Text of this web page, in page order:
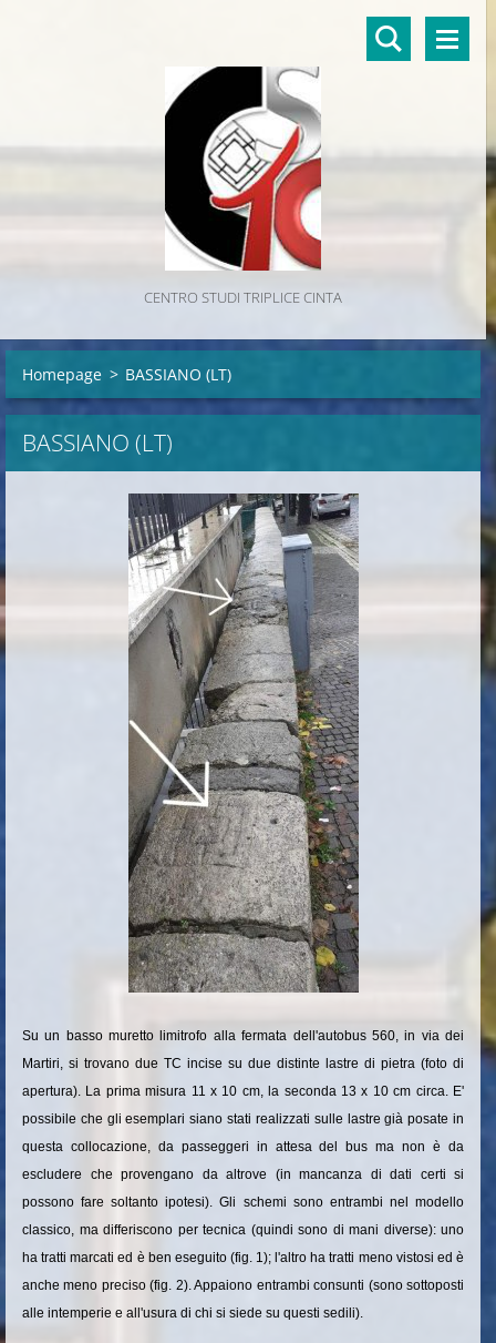
CENTRO STUDI TRIPLICE CINTA
Homepage > BASSIANO (LT)
BASSIANO (LT)
Su un basso muretto limitrofo alla fermata dell'autobus 560, in via dei
Martiri, si trovano due TC incise su due distinte lastre di pietra (foto di
apertura). La prima misura 11 x 10 cm, la seconda 13 x 10 cm circa. E'
possibile che gli esemplari siano stati realizzati sulle lastre già posate in
questa collocazione, da passeggeri in attesa del bus ma non è da
escludere che provengano da altrove (in mancanza di dati certi si
possono fare soltanto ipotesi). Gli schemi sono entrambi nel modello
classico, ma differiscono per tecnica (quindi sono di mani diverse): uno
ha tratti marcati ed è ben eseguito (fig. 1); l'altro ha tratti meno vistosi ed è
anche meno preciso (fig. 2). Appaiono entrambi consunti (sono sottoposti
alle intemperie e all'usura di chi si siede su questi sedili).